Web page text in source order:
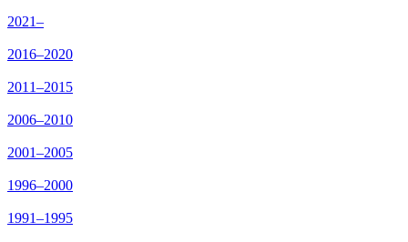
2021–
2016–2020
2011–2015
2006–2010
2001–2005
1996–2000
1991–1995